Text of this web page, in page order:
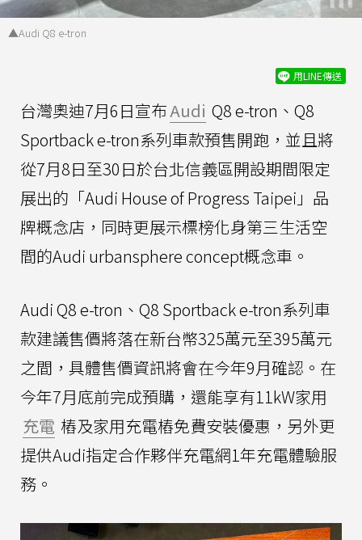
▲Audi Q8 e-tron
用LINE傳送
台灣奧迪7月6日宣布Audi Q8 e-tron、Q8
Sportback e-tron系列車款預售開跑，並且將
從7月8日至30日於台北信義區開設期間限定
展出的「Audi House of Progress Taipei」品
牌概念店，同時更展示標榜化身第三生活空
間的Audi urbansphere concept概念車。
Audi Q8 e-tron、Q8 Sportback e-tron系列車
款建議售價將落在新台幣325萬元至395萬元
之間，具體售價資訊將會在今年9月確認。在
今年7月底前完成預購，還能享有11kW家用
充電 樁及家用充電樁免費安裝優惠，另外更
提供Audi指定合作夥伴充電網1年充電體驗服
務。